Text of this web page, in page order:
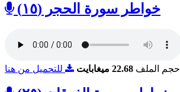
خواطر سورة الحجر (١٥)
حجم الملف 22.68 ميغابايت للتحميل من هنا